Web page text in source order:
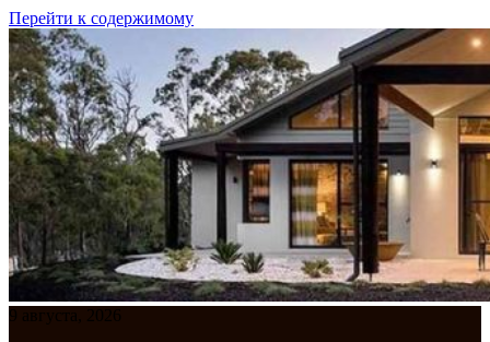
Перейти к содержимому
9 августа, 2026